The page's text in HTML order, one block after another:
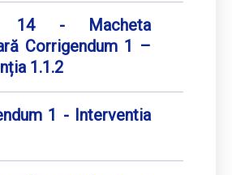
14 - Macheta
Corrigendum 1 –
1.1.2
1 - Interventia